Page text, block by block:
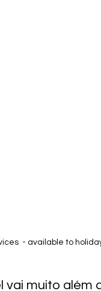
- available to
vai muito